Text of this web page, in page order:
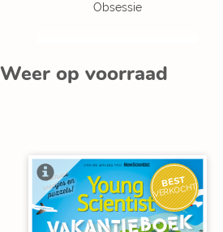
Obsessie
Weer op voorraad
BEST
VERKOCHT